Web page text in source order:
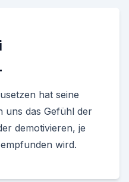
hat seine
uns das Gefühl der
demotivieren, je
wird.